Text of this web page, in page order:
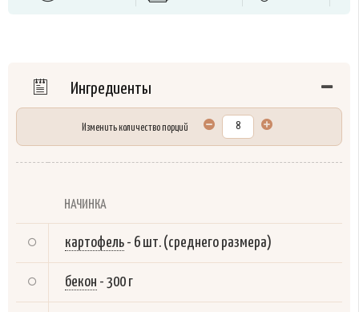
Ингредиенты
Изменить количество порций
НАЧИНКА
картофель - 6 шт. (среднего размера)
бекон - 300 г